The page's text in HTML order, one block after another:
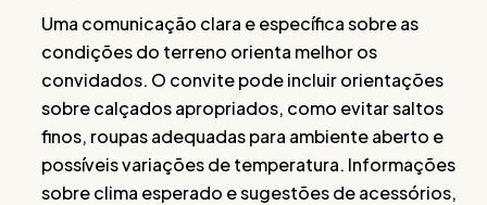
Uma comunicação clara e específica sobre as
condições do terreno orienta melhor os
convidados. O convite pode incluir orientações
sobre calçados apropriados, como evitar saltos
finos, roupas adequadas para ambiente aberto e
possíveis variações de temperatura. Informações
sobre clima esperado e sugestões de acessórios,